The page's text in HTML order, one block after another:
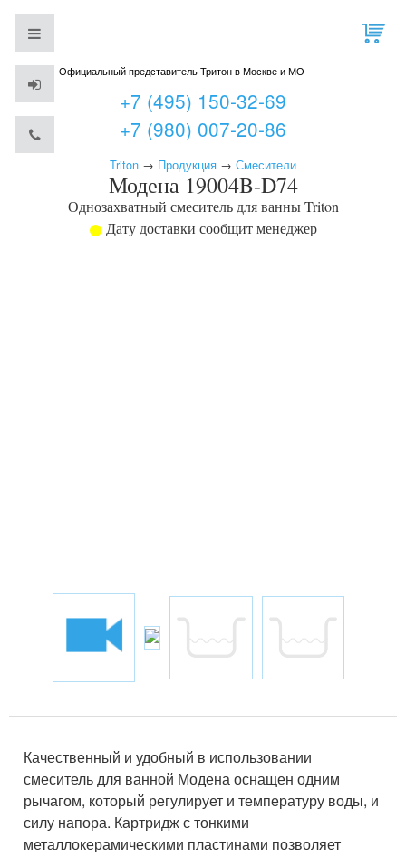
Официальный представитель Тритон в Москве и МО
+7 (495) 150-32-69
+7 (980) 007-20-86
Triton → Продукция → Смесители
Модена 19004B-D74
Однозахватный смеситель для ванныTriton
Дату доставки сообщит менеджер
Качественный и удобный в использовании
смеситель для ванной Модена оснащен одним
рычагом, который регулирует и температуру воды, и
силу напора. Картридж с тонкими
металлокерамическими пластинами позволяет